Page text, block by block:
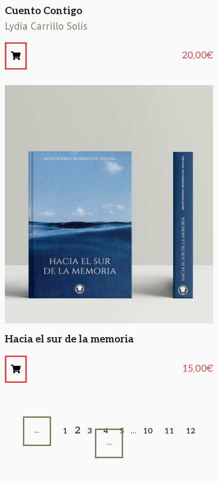
Cuento Contigo
Lydia Carrillo Solís
20,00€
Hacia el sur de la memoria
15,00€
← 1 2 3 4 5 … 10 11
12
→